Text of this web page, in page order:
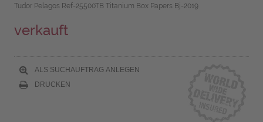
Tudor Pelagos Ref-25500TB Titanium Box Papers Bj-2019
verkauft
ALS SUCHAUFTRAG ANLEGEN
DRUCKEN